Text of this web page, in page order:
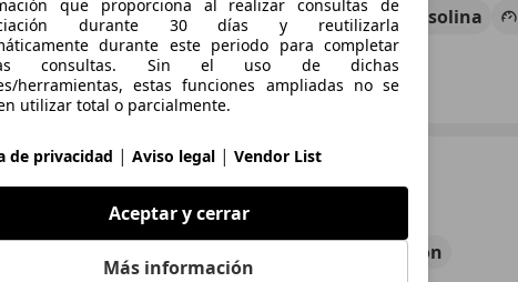
12/2001 154.000 km Gasolina
M
€ 6.350 comparación
que proporciona al realizar consultas de
durante 30 días y reutilizarla
durante este periodo para completar
consultas. Sin el uso de dichas
herramientas, estas funciones ampliadas no se
utilizar total o parcialmente.
de privacidad | Aviso legal | Vendor List
Aceptar y cerrar
Más información